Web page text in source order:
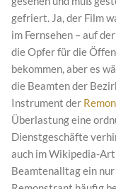
gefriert. Ja, der Film
im Fernsehen – auf
die Opfer für die
bekommen, aber es
die Beamten der
Instrument der
Überlastung eine
Dienstgeschäfte
auch im Wikipedia-
Beamtenalltag ein